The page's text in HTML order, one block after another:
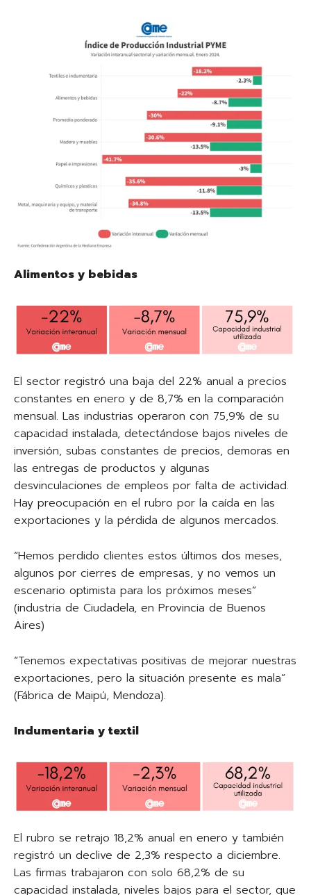
Alimentos y bebidas
El sector registró una baja del 22% anual a precios
constantes en enero y de 8,7% en la comparación
mensual. Las industrias operaron con 75,9% de su
capacidad instalada, detectándose bajos niveles de
inversión, subas constantes de precios, demoras en
las entregas de productos y algunas
desvinculaciones de empleos por falta de actividad.
Hay preocupación en el rubro por la caída en las
exportaciones y la pérdida de algunos mercados.
“Hemos perdido clientes estos últimos dos meses,
algunos por cierres de empresas, y no vemos un
escenario optimista para los próximos meses”
(industria de Ciudadela, en Provincia de Buenos
Aires)
“Tenemos expectativas positivas de mejorar nuestras
exportaciones, pero la situación presente es mala”
(Fábrica de Maipú, Mendoza).
Indumentaria y textil
El rubro se retrajo 18,2% anual en enero y también
registró un declive de 2,3% respecto a diciembre.
Las firmas trabajaron con solo 68,2% de su
capacidad instalada, niveles bajos para el sector, que